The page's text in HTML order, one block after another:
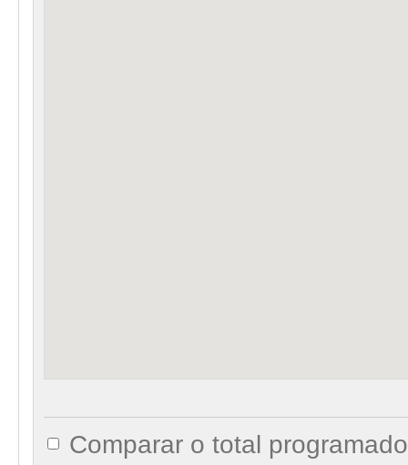
Comparar o total